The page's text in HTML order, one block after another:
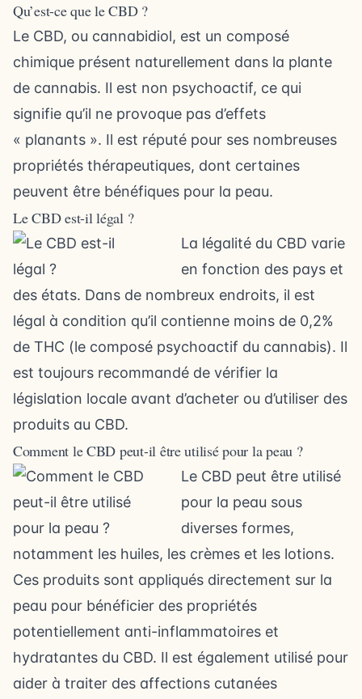
Qu’est-ce que le CBD ?
Le CBD, ou cannabidiol, est un composé
chimique présent naturellement dans la plante
de cannabis. Il est non psychoactif, ce qui
signifie qu’il ne provoque pas d’effets
« planants ». Il est réputé pour ses nombreuses
propriétés thérapeutiques, dont certaines
peuvent être bénéfiques pour la peau.
Le CBD est-il légal ?
La légalité du CBD varie
en fonction des pays et
des états. Dans de nombreux endroits, il est
légal à condition qu’il contienne moins de 0,2%
de THC (le composé psychoactif du cannabis). Il
est toujours recommandé de vérifier la
législation locale avant d’acheter ou d’utiliser des
produits au CBD.
Comment le CBD peut-il être utilisé pour la peau ?
Le CBD peut être utilisé
pour la peau sous
diverses formes,
notamment les huiles, les crèmes et les lotions.
Ces produits sont appliqués directement sur la
peau pour bénéficier des propriétés
potentiellement anti-inflammatoires et
hydratantes du CBD. Il est également utilisé pour
aider à traiter des affections cutanées